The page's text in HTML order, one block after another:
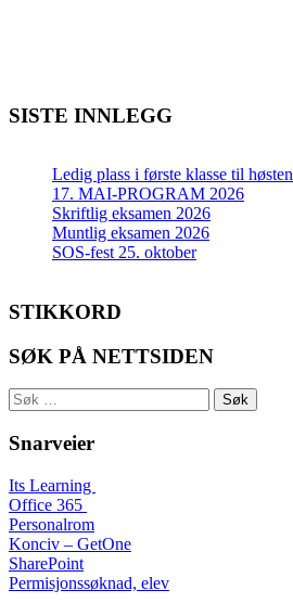
SISTE INNLEGG
Ledig plass i første klasse til høsten
17. MAI-PROGRAM 2026
Skriftlig eksamen 2026
Muntlig eksamen 2026
SOS-fest 25. oktober
STIKKORD
SØK PÅ NETTSIDEN
Søk
etter:
Snarveier
Its Learning
Office 365
Personalrom
Konciv – GetOne
SharePoint
Permisjonssøknad, elev